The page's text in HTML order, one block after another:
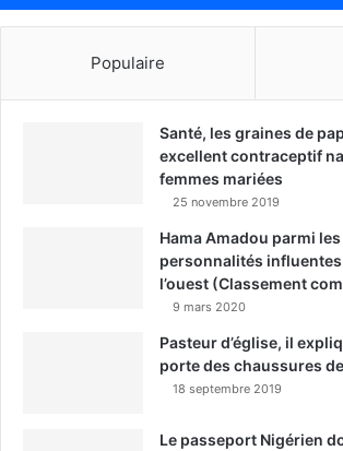
Populaire
Santé, les graines de
excellent contraceptif
femmes mariées
25 novembre 2019
Hama Amadou parmi
personnalités
l’ouest (Classement
9 mars 2020
Pasteur d’église, il
porte des chaussures
18 septembre 2019
Le passeport Nigérien